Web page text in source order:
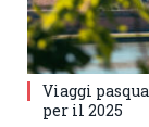
Viaggi
per il 2025